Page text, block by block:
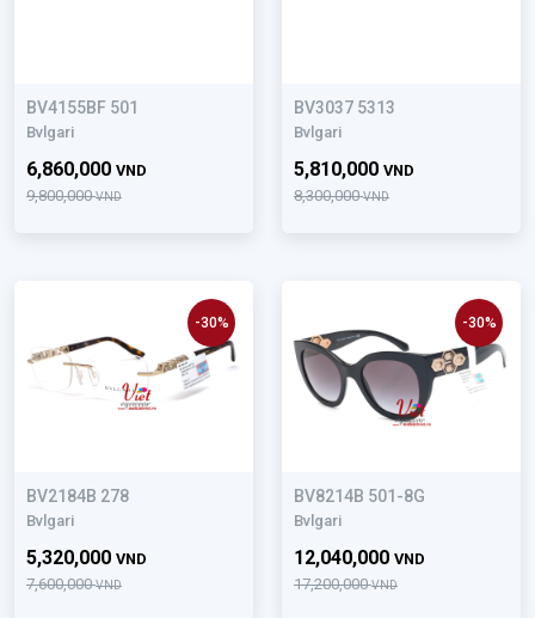
BV4155BF 501
Bvlgari
9,800,000VND
6,860,000 VND
BV3037 5313
Bvlgari
8,300,000VND
5,810,000 VND
BV2184B 278
Bvlgari
7,600,000VND
5,320,000 VND
-30%
BV8214B 501-8G
Bvlgari
17,200,000VND
12,040,000 VND
-30%